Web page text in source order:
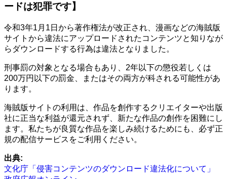
ードは犯罪です】
令和3年1月1日から著作権法が改正され、漫画などの海賊版
サイトから違法にアップロードされたコンテンツと知りなが
らダウンロードする行為は違法となりました。
刑事罰の対象となる場合もあり、2年以下の懲役若しくは
200万円以下の罰金、またはその両方が科される可能性があ
ります。
海賊版サイトの利用は、作品を創作するクリエイターや出版
社に正当な利益が還元されず、新たな作品の創作を困難にし
ます。私たちが良質な作品を楽しみ続けるためにも、必ず正
規の配信サービスをご利用ください。
出典:
文化庁「侵害コンテンツのダウンロード違法化について」